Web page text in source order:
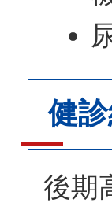
健
後期